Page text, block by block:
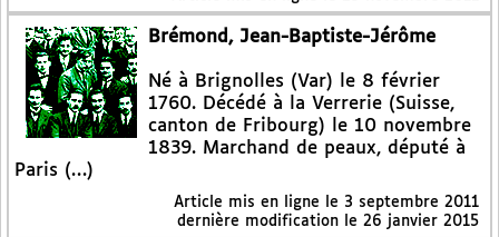
Brémond, Jean-Baptiste-Jérôme
Né à Brignolles (Var) le 8 février
1760. Décédé à la Verrerie (Suisse,
canton de Fribourg) le 10 novembre
1839. Marchand de peaux, député à
Paris (…)
Article mis en ligne le 3 septembre 2011
dernière modification le 26 janvier 2015